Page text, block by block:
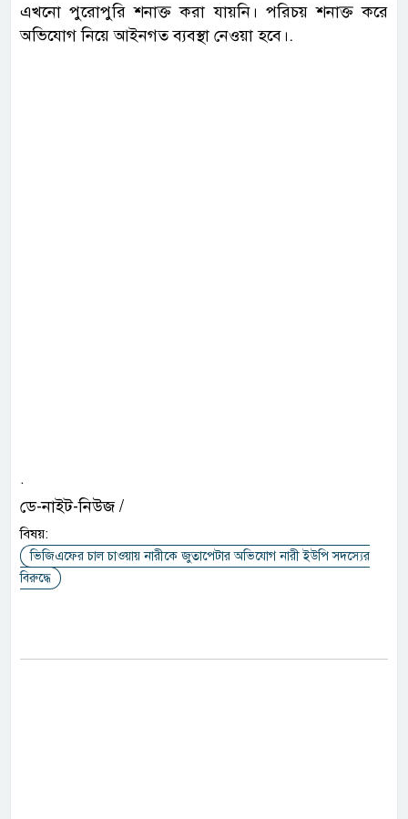
এখনো পুরোপুরি শনাক্ত করা যায়নি। পরিচয় শনাক্ত করে
অভিযোগ নিয়ে আইনগত ব্যবস্থা নেওয়া হবে।.
.
ডে-নাইট-নিউজ /
বিষয়:
ভিজিএফের চাল চাওয়ায় নারীকে জুতাপেটার অভিযোগ নারী ইউপি সদস্যের
বিরুদ্ধে